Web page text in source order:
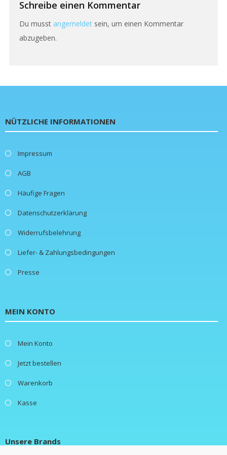
Schreibe einen Kommentar
Du musst angemeldetsein, um einen Kommentar
abzugeben.
NÜTZLICHE INFORMATIONEN
Impressum
AGB
Häufige Fragen
Datenschutzerklärung
Widerrufsbelehrung
Liefer- & Zahlungsbedingungen
Presse
MEIN KONTO
Mein Konto
Jetzt bestellen
Warenkorb
Kasse
Unsere Brands